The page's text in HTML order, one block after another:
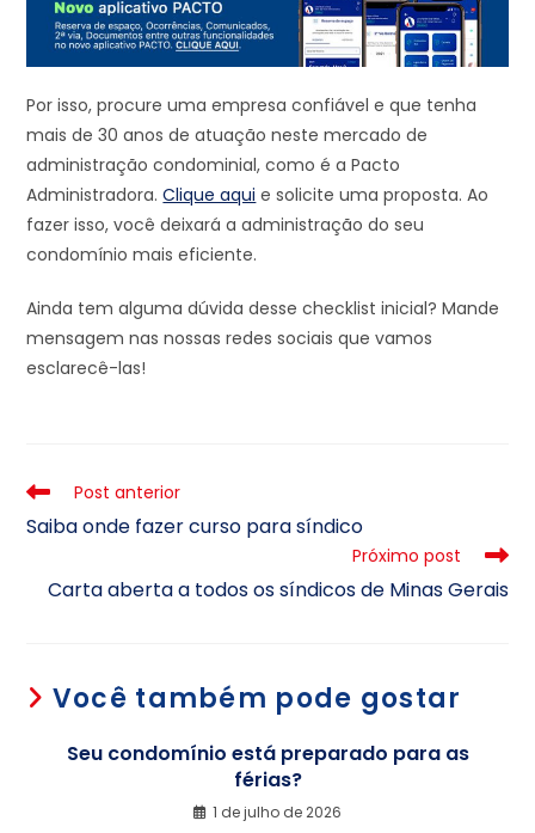
Por isso, procure uma empresa confiável e que tenha
mais de 30 anos de atuação neste mercado de
administração condominial, como é a Pacto
Administradora.Clique aqui e solicite uma proposta. Ao
fazer isso, você deixará a administração do seu
condomínio mais eficiente.
Ainda tem alguma dúvida desse checklist inicial? Mande
mensagem nas nossas redes sociais que vamos
esclarecê-las!
Post anterior
Saiba onde fazer curso para síndico
Próximo post
Carta aberta a todos os síndicos de Minas Gerais
Você também pode gostar
Seu condomínio está preparado para as
férias?
1 de julho de 2026